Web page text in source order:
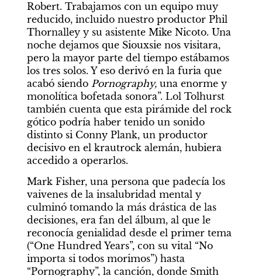
Robert. Trabajamos con un equipo muy
reducido, incluido nuestro productor Phil
Thornalley y su asistente Mike Nicoto. Una
noche dejamos que Siouxsie nos visitara,
pero la mayor parte del tiempo estábamos
los tres solos. Y eso derivó en la furia que
acabó siendo Pornography, una enorme y
monolítica bofetada sonora”. Lol Tolhurst
también cuenta que esta pirámide del rock
gótico podría haber tenido un sonido
distinto si Conny Plank, un productor
decisivo en el krautrock alemán, hubiera
accedido a operarlos.
Mark Fisher, una persona que padecía los
vaivenes de la insalubridad mental y
culminó tomando la más drástica de las
decisiones, era fan del álbum, al que le
reconocía genialidad desde el primer tema
(“One Hundred Years”, con su vital “No
importa si todos morimos”) hasta
“Pornography”, la canción, donde Smith